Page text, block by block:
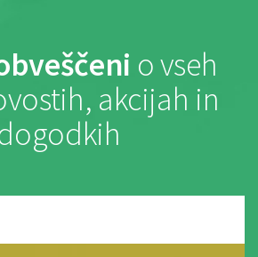
o vseh
akcijah in